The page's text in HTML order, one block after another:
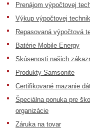
Prenájom výpočtovej
Výkup výpočtovej
Repasovaná výpočtová
Batérie Mobile Energy
Skúsenosti našich
Produkty Samsonite
Certifikované mazanie
Špeciálna ponuka pre
organizácie
Záruka na tovar